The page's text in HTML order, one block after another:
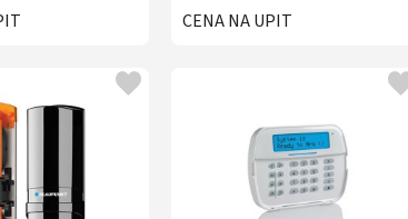
CENA NA UPIT